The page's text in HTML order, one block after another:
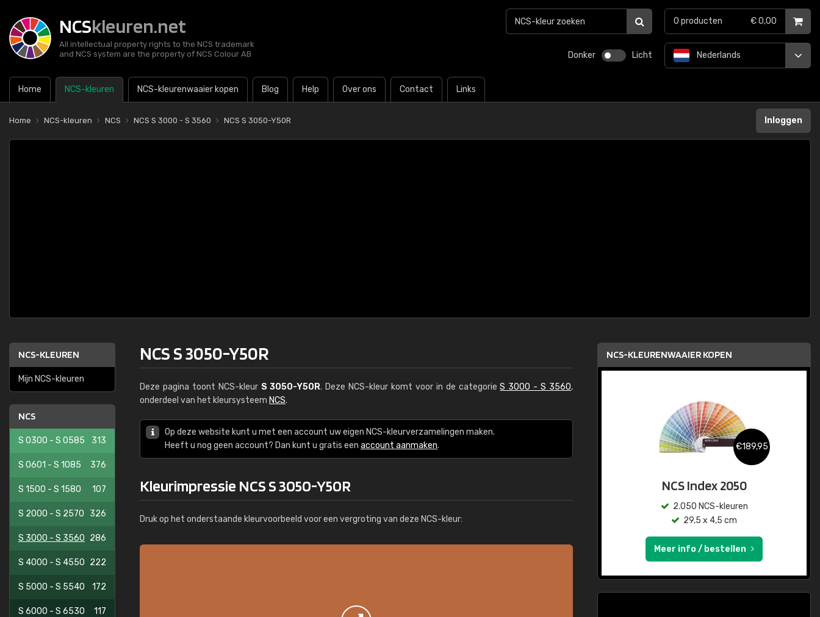
NCSkleuren.net
All intellectual property rights to the NCS trademark
and NCS system are the property of NCS Colour AB
Donker Licht
Home NCS-kleuren NCS-kleurenwaaier kopen Blog Help Over ons Contact Links
Nederlands
0 producten € 0,00
Home NCS-kleuren NCS NCS S 3000 - S 3560 NCS S 3050-Y50R Inloggen
NCS-KLEUREN
Mijn NCS-kleuren
NCS
S 0300 - S 0585 313
S 0601 - S 1085 376
S 1500 - S 1580 107
S 2000 - S 2570 326
S 3000 - S 3560 286
S 4000 - S 4550 222
S 5000 - S 5540 172
S 6000 - S 6530 117
NCS S 3050-Y50R
Deze pagina toont NCS-kleur S 3050-Y50R. Deze NCS-kleur komt voor in de categorieS 3000 - S 3560,
onderdeel van het kleursysteem NCS.
Op deze website kunt u met een account uw eigen NCS-kleurverzamelingen maken.
Heeft u nog geen account? Dan kunt u gratis een account aanmaken.
Kleurimpressie NCS S 3050-Y50R
Druk op het onderstaande kleurvoorbeeld voor een vergroting van deze NCS-kleur:
NCS-KLEURENWAAIER KOPEN
€189,95
NCS Index 2050
2.050 NCS-kleuren
29,5 x 4,5 cm
Meer info / bestellen